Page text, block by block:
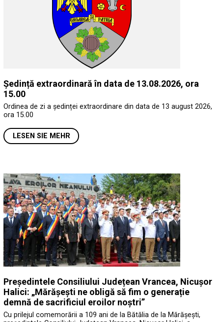
Ședință extraordinară în data de 13.08.2026, ora
15.00
Ordinea de zi a ședinței extraordinare din data de 13 august 2026,
ora 15.00
LESEN SIE MEHR
Președintele Consiliului Județean Vrancea, Nicușor
Halici: „Mărășești ne obligă să fim o generație
demnă de sacrificiul eroilor noștri”
Cu prilejul comemorării a 109 ani de la Bătălia de la Mărășești,